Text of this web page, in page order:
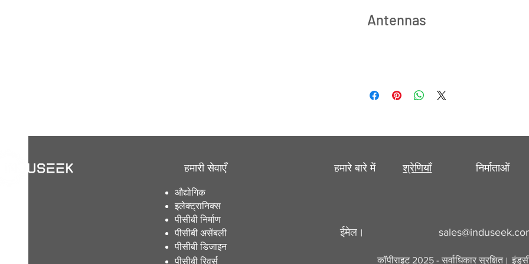
Antennas
हमारी सेवाएँ
औद्योगिक
इलेक्ट्रानिक्स
पीसीबी निर्माण
पीसीबी असेंबली
पीसीबी डिजाइन
पीसीबी रिवर्स
हमारे बारे में श्रेणियाँ निर्माताओं
ईमेल।
कॉपीराइट 2025 - सर्वाधिकार सुरक्षित।